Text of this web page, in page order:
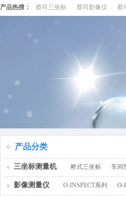
产品热搜： 蔡司三坐标 蔡司影像仪 蔡
产品分类
三坐标测量机 桥式三坐标 车间
影像测量仪 O-INSPECT系列 O-